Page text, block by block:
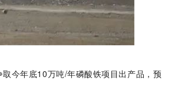
取今年底10万吨/年磷酸铁项目出产品，预